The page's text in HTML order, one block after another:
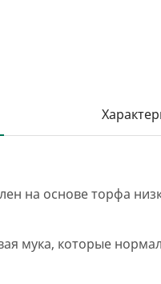
на основе торфа
мука, которые